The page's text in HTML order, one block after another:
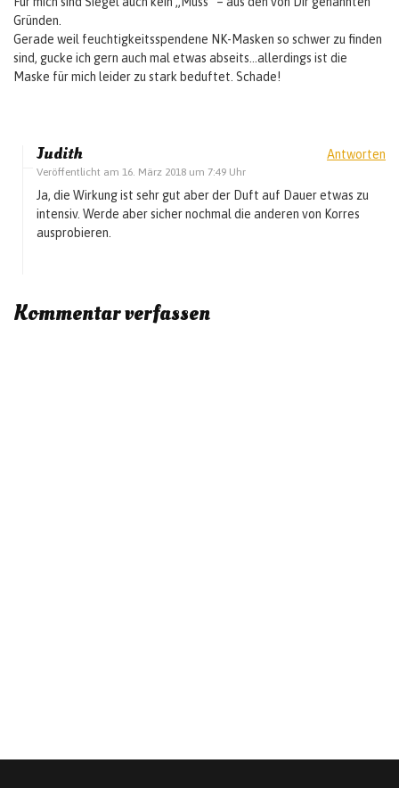
Gründen.
Gerade weil feuchtigkeitsspendene NK-Masken so schwer zu finden
sind, gucke ich gern auch mal etwas abseits…allerdings ist die
Maske für mich leider zu stark beduftet. Schade!
Judith
Veröffentlicht am 16. März 2018 um 7:49 Uhr
Antworten
Ja, die Wirkung ist sehr gut aber der Duft auf Dauer etwas zu
intensiv. Werde aber sicher nochmal die anderen von Korres
ausprobieren.
Kommentar verfassen